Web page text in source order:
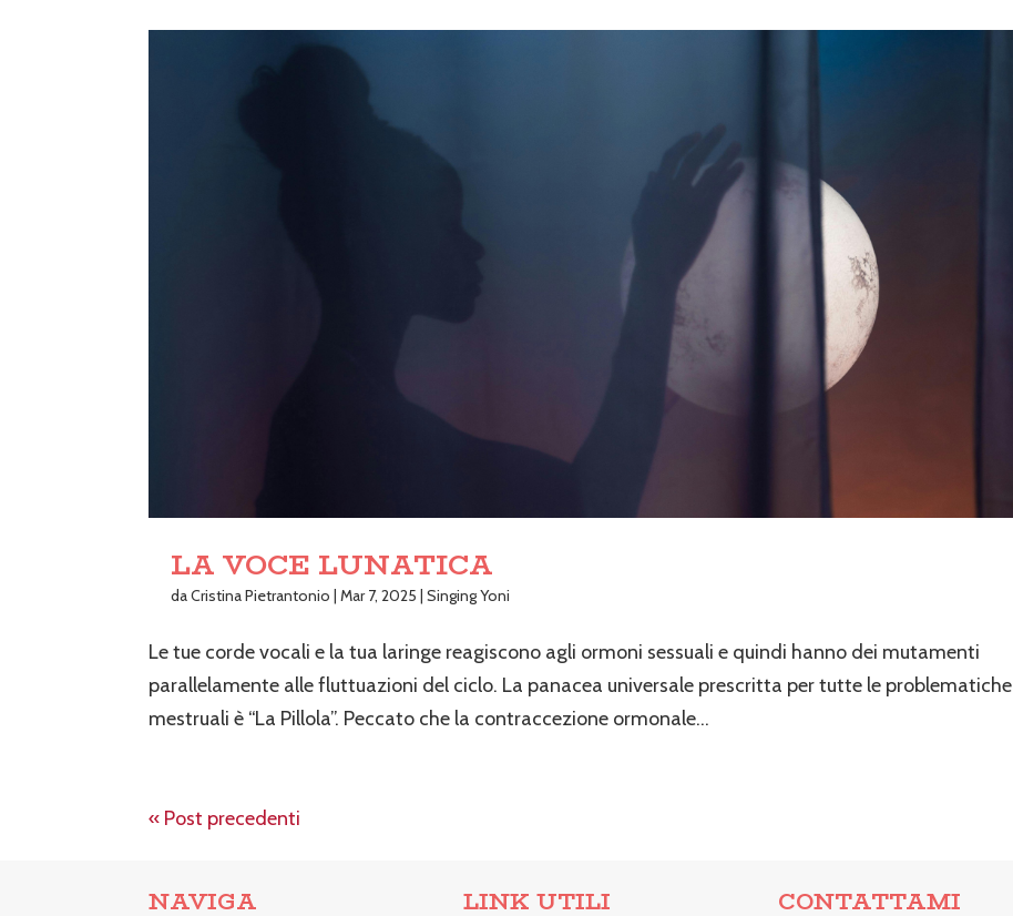
LA VOCE LUNATICA
daCristina Pietrantonio |Mar 7, 2025 |Singing Yoni
Le tue corde vocali e la tua laringe reagiscono agli ormoni sessuali e quindi hanno dei mutamenti
parallelamente alle fluttuazioni del ciclo. La panacea universale prescritta per tutte le problematiche
mestruali è “La Pillola”. Peccato che la contraccezione ormonale...
« Post precedenti
NAVIGA LINK UTILI CONTATTAMI